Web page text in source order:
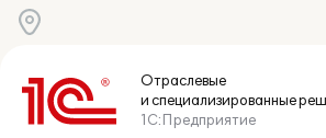
Отраслевые
и специализированные
1С:Предприятие